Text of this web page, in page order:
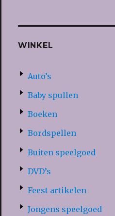
WINKEL
Auto’s
Baby spullen
Boeken
Bordspellen
Buiten speelgoed
DVD’s
Feest artikelen
Jongens speelgoed